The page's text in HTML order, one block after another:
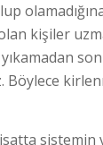
kişiler
Böylece